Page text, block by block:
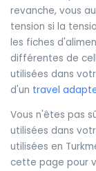
revanche, vous
tension si la
les fiches
différentes de
utilisées dans
d'un travel
Vous n'êtes pas
utilisées dans
utilisées en
cette page pour